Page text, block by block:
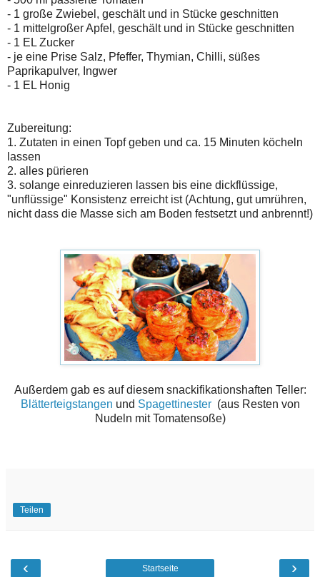
- 1 große Zwiebel, geschält und in Stücke geschnitten
- 1 mittelgroßer Apfel, geschält und in Stücke geschnitten
- 1 EL Zucker
- je eine Prise Salz, Pfeffer, Thymian, Chilli, süßes
Paprikapulver, Ingwer
- 1 EL Honig
Zubereitung:
1. Zutaten in einen Topf geben und ca. 15 Minuten köcheln
lassen
2. alles pürieren
3. solange einreduzieren lassen bis eine dickflüssige,
"unflüssige" Konsistenz erreicht ist (Achtung, gut umrühren,
nicht dass die Masse sich am Boden festsetzt und anbrennt!)
Außerdem gab es auf diesem snackifikationshaften Teller:
Blätterteigstangen und Spagettinester (aus Resten von
Nudeln mit Tomatensoße)
Teilen
‹ ›
Startseite